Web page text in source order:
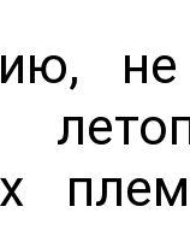
не